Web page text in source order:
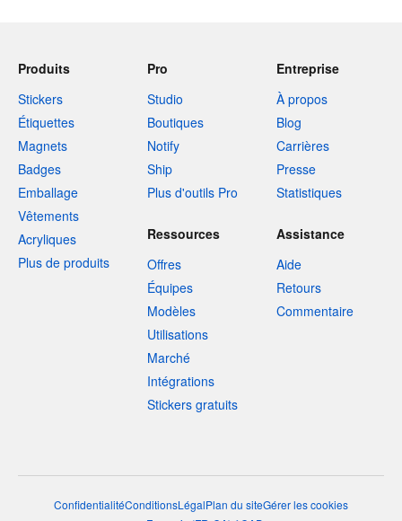
Produits
Stickers
Étiquettes
Magnets
Badges
Emballage
Vêtements
Acryliques
Plus de produits
Pro
Studio
Boutiques
Notify
Ship
Plus d'outils Pro
Entreprise
À propos
Blog
Carrières
Presse
Statistiques
Ressources
Offres
Équipes
Modèles
Utilisations
Marché
Intégrations
Stickers gratuits
Assistance
Aide
Retours
Commentaire
ConfidentialitéConditionsLégalPlan du siteGérer les cookies